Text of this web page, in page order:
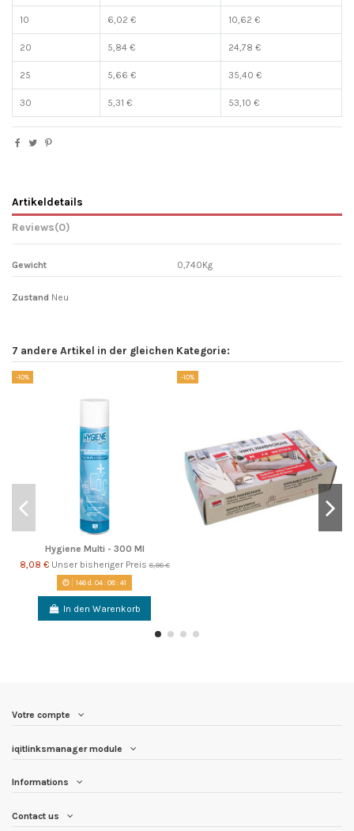
10 6,02 € 10,62 €
20 5,84 € 24,78 €
25 5,66 € 35,40 €
30 5,31 € 53,10 €
Artikeldetails
Reviews(0)
Gewicht 0,740Kg
Zustand Neu
7 andere Artikel in der gleichen Kategorie:
-10%
Hygiene Multi - 300 Ml
8,08 € Unser bisheriger Preis8,98 €
146d. 04:08:41
In den Warenkorb
-10%
Votre compte
iqitlinksmanager module
Informations
Contact us